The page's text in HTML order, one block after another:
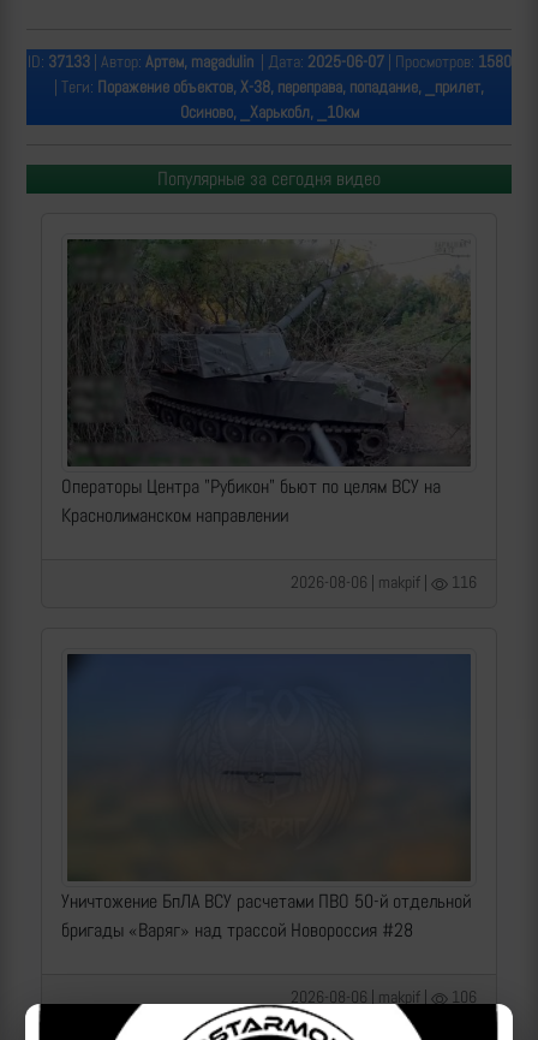
ID: 37133| Автор: Артем, magadulin | Дата: 2025-06-07| Просмотров: 1580
| Теги: Поражение объектов, Х-38, переправа, попадание, _прилет,
Осиново, _Харькобл, _10км
Популярные за сегодня видео
Операторы Центра "Рубикон" бьют по целям ВСУ на
Краснолиманском направлении
2026-08-06 | makpif | 116
Уничтожение БпЛА ВСУ расчетами ПВО 50-й отдельной
бригады «Варяг» над трассой Новороссия #28
2026-08-06 | makpif | 106